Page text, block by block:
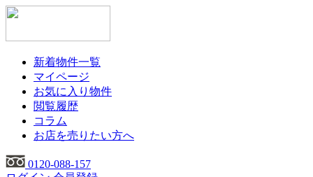
新着物件一覧
マイページ
お気に入り物件
閲覧履歴
コラム
お店を売りたい方へ
0120-088-157